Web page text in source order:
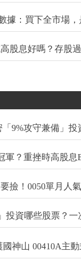
據：買下全市場，
股息好嗎？存股
9%攻守兼備」投
軍？重挫時高股息
撿！0050單月人
投資哪些股票？
神山 00410A主